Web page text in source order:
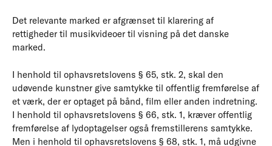
Det relevante marked er afgrænset til klarering af
rettigheder til musikvideoer til visning på det danske
marked.
I henhold til ophavsretslovens § 65, stk. 2, skal den
udøvende kunstner give samtykke til offentlig fremførelse af
et værk, der er optaget på bånd, film eller anden indretning.
I henhold til ophavsretslovens § 66, stk. 1, kræver offentlig
fremførelse af lydoptagelser også fremstillerens samtykke.
Men i henhold til ophavsretslovens § 68, stk. 1, må udgivne